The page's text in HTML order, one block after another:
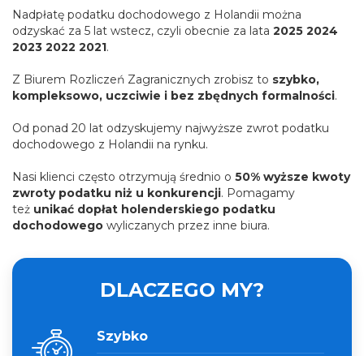
Nadpłatę podatku dochodowego z Holandii można
odzyskać za 5 lat wstecz, czyli obecnie za lata 2025 2024
2023 2022 2021.
Z Biurem Rozliczeń Zagranicznych zrobisz to szybko,
kompleksowo, uczciwie i bez zbędnych formalności.
Od ponad 20 lat odzyskujemy najwyższe zwrot podatku
dochodowego z Holandii na rynku.
Nasi klienci często otrzymują średnio o 50% wyższe kwoty
zwroty podatku niż u konkurencji. Pomagamy
też unikać dopłat holenderskiego podatku
dochodowego wyliczanych przez inne biura.
DLACZEGO MY?
Szybko